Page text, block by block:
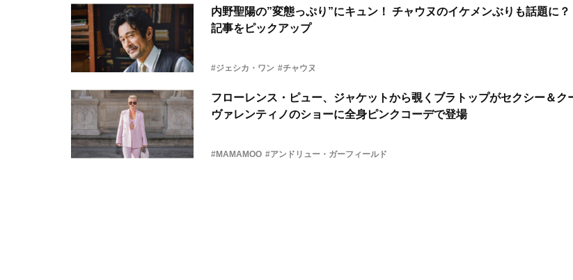
内野聖陽の”変態っぷり”にキュン！ チャウヌのイケメンぶりも話題に？
記事をピックアップ
#ジェシカ・ワン #チャウヌ
フローレンス・ピュー、ジャケットから覗くブラトップがセクシー＆ク
ヴァレンティノのショーに全身ピンクコーデで登場
#MAMAMOO #アンドリュー・ガーフィールド